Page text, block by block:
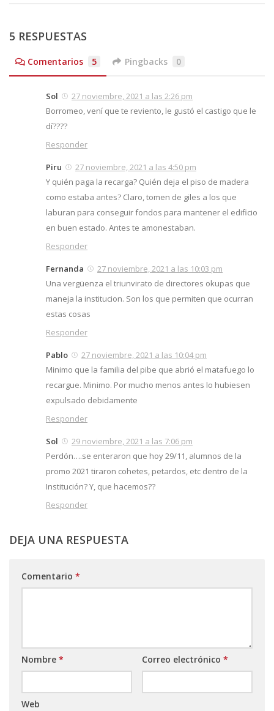
5 RESPUESTAS
Comentarios 5 Pingbacks 0
Sol
27 noviembre, 2021 a las 2:26 pm
Borromeo, vení que te reviento, le gustó el castigo que le
dí????
Responder
Piru
27 noviembre, 2021 a las 4:50 pm
Y quién paga la recarga? Quién deja el piso de madera
como estaba antes? Claro, tomen de giles a los que
laburan para conseguir fondos para mantener el edificio
en buen estado. Antes te amonestaban.
Responder
Fernanda
27 noviembre, 2021 a las 10:03 pm
Una vergüenza el triunvirato de directores okupas que
maneja la institucion. Son los que permiten que ocurran
estas cosas
Responder
Pablo
27 noviembre, 2021 a las 10:04 pm
Minimo que la familia del pibe que abrió el matafuego lo
recargue. Minimo. Por mucho menos antes lo hubiesen
expulsado debidamente
Responder
Sol
29 noviembre, 2021 a las 7:06 pm
Perdón….se enteraron que hoy 29/11, alumnos de la
promo 2021 tiraron cohetes, petardos, etc dentro de la
Institución? Y, que hacemos??
Responder
DEJA UNA RESPUESTA
Comentario *
Nombre * Correo electrónico *
Web